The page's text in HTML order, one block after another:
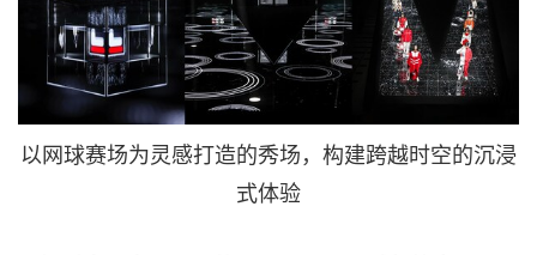
以网球赛场为灵感打造的秀场，构建跨越时空的沉浸
式体验